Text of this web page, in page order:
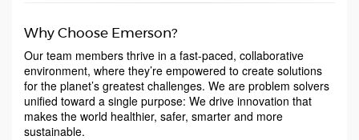
Why Choose Emerson?
Our team members thrive in a fast-paced, collaborative
environment, where they’re empowered to create solutions
for the planet’s greatest challenges. We are problem solvers
unified toward a single purpose: We drive innovation that
makes the world healthier, safer, smarter and more
sustainable.